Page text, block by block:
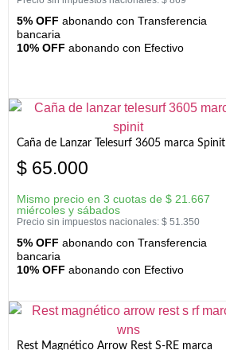
5% OFF abonando con Transferencia
bancaria
10% OFF abonando con Efectivo
Caña de Lanzar Telesurf 3605 marca Spinit
$ 65.000
Mismo precio en 3 cuotas de $ 21.667
miércoles y sábados
Precio sin impuestos nacionales: $ 51.350
5% OFF abonando con Transferencia
bancaria
10% OFF abonando con Efectivo
Rest Magnético Arrow Rest S-RE marca